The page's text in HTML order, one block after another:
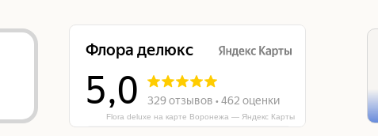
Flora deluxe на карте Воронежа — Яндекс Карты